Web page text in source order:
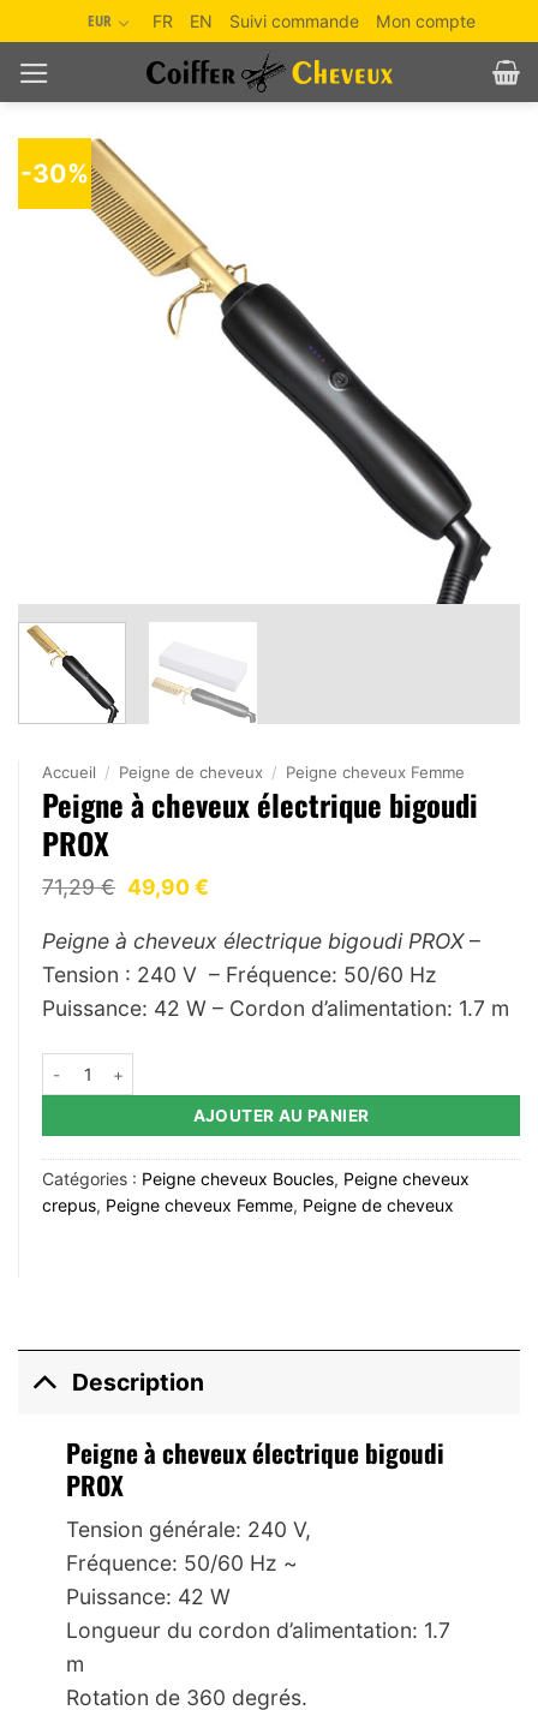
au
contenu
EUR FR EN Suivi commande Mon compte
-30%
Accueil / Peigne de cheveux / Peigne cheveux Femme
Peigne à cheveux électrique bigoudi
PROX
71,29€ Le
prix
initial
était :
71,29 €.
49,90€
actuel
est :
49,90 €.
Peigne à cheveux électrique bigoudi PROX–
Tension : 240 V – Fréquence: 50/60 Hz
Puissance: 42 W – Cordon d’alimentation: 1.7 m
AJOUTER AU PANIER
Catégories : Peigne cheveux Boucles, Peigne cheveux
crepus, Peigne cheveux Femme, Peigne de cheveux
Description
Peigne à cheveux électrique bigoudi
PROX
Tension générale: 240 V,
Fréquence: 50/60 Hz ~
Puissance: 42 W
Longueur du cordon d’alimentation: 1.7
m
Rotation de 360 degrés.